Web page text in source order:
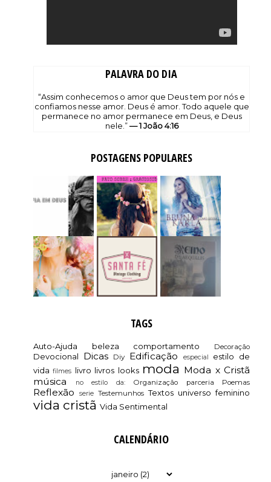
PALAVRA DO DIA
“Assim conhecemos o amor que Deus tem por nós e
confiamos nesse amor. Deus é amor. Todo aquele que
permanece no amor permanece em Deus, e Deus
nele.”— 1 João 4:16
POSTAGENS POPULARES
TAGS
Auto-Ajuda beleza comportamento Decoração
Devocional Dicas Diy Edificação especial
estilo de
vida filmes livro livros looks moda Moda x Cristã
música
no estilo da: Organização parceria Poemas
Reflexão serie Testemunhos Textos universo feminino
vida cristã Vida Sentimental
CALENDÁRIO